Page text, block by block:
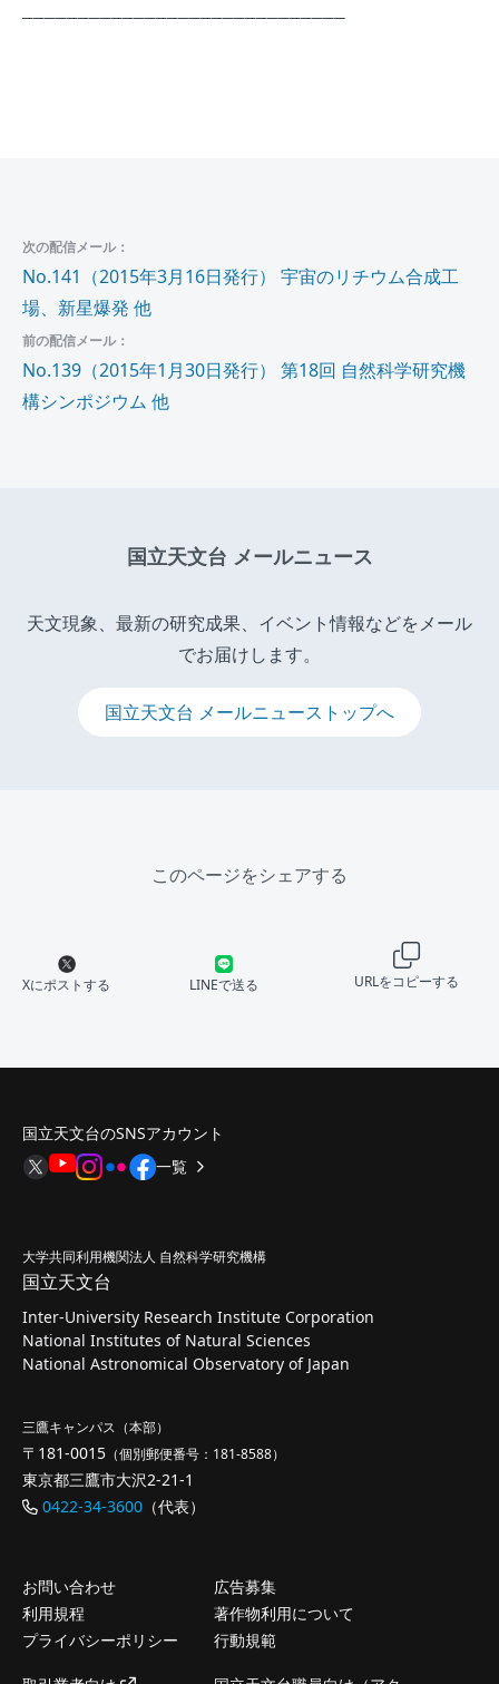
次の配信メール：
No.141（2015年3月16日発行） 宇宙のリチウム合成工
場、新星爆発 他
前の配信メール：
No.139（2015年1月30日発行） 第18回 自然科学研究機
構シンポジウム 他
国立天文台 メールニュース
天文現象、最新の研究成果、イベント情報などをメール
でお届けします。
国立天文台 メールニューストップへ
このページをシェアする
Xにポストする LINEで送る URLをコピーする
国立天文台のSNSアカウント
一覧
大学共同利用機関法人 自然科学研究機構
国立天文台
Inter-University Research Institute Corporation
National Institutes of Natural Sciences
National Astronomical Observatory of Japan
三鷹キャンパス（本部）
〒181-0015 （個別郵便番号：181-8588）
東京都三鷹市大沢2-21-1
0422-34-3600 （代表）
お問い合わせ
広告募集
利用規程
著作物利用について
プライバシーポリシー
行動規範